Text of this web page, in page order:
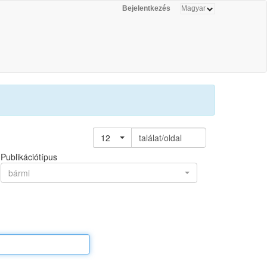
Bejelentkezés
12
találat/oldal
Publikációtípus
bármi